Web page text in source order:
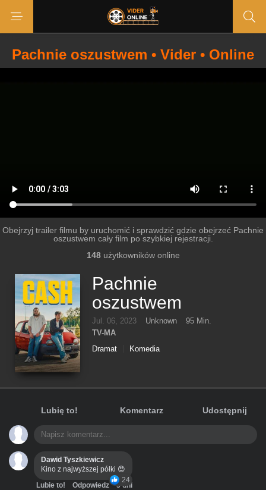
Pachnie oszustwem • Vider • Online
Obejrzyj trailer filmu by uruchomić i sprawdzić gdzie obejrzeć Pachnie
oszustwem cały film po szybkiej rejestracji.
148użytkowników online
Pachnie
oszustwem
Jul. 06, 2023 Unknown
95 Min.
TV-MA
Dramat
Komedia
Lubię to! Komentarz Udostępnij
Dawid Tyszkiewicz
Kino z najwyższej półki 😍
24
Lubie to! Odpowiedz
3 dni